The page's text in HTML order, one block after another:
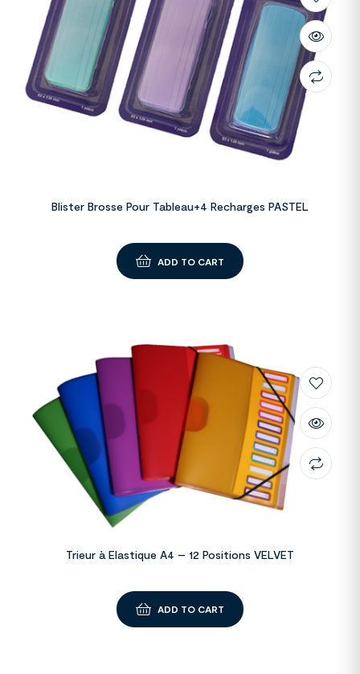
Blister Brosse Pour Tableau+4 Recharges PASTEL
ADD TO CART
Trieur à Elastique A4 – 12 Positions VELVET
ADD TO CART